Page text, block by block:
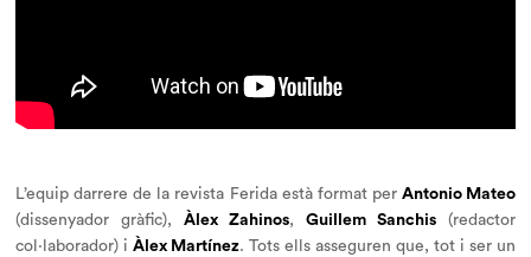
L’equip darrere de la revista Ferida està format per Antonio Mateo
(dissenyador gràfic), Àlex Zahinos, Guillem Sanchis (redactor
col·laborador) i Àlex Martínez. Tots ells asseguren que, tot i ser un